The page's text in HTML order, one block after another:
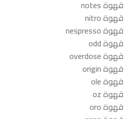
قهوة notes
قهوة nitro
قهوة nespresso
قهوة odd
قهوة overdose
قهوة origin
قهوة ole
قهوة oz
قهوة oro